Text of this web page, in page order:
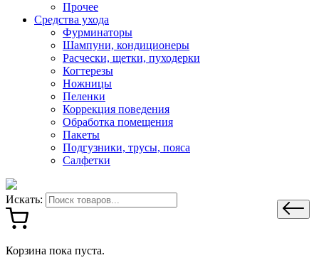
Прочее
Средства ухода
Фурминаторы
Шампуни, кондиционеры
Расчески, щетки, пуходерки
Когтерезы
Ножницы
Пеленки
Коррекция поведения
Обработка помещения
Пакеты
Подгузники, трусы, пояса
Салфетки
Искать:
Корзина пока пуста.